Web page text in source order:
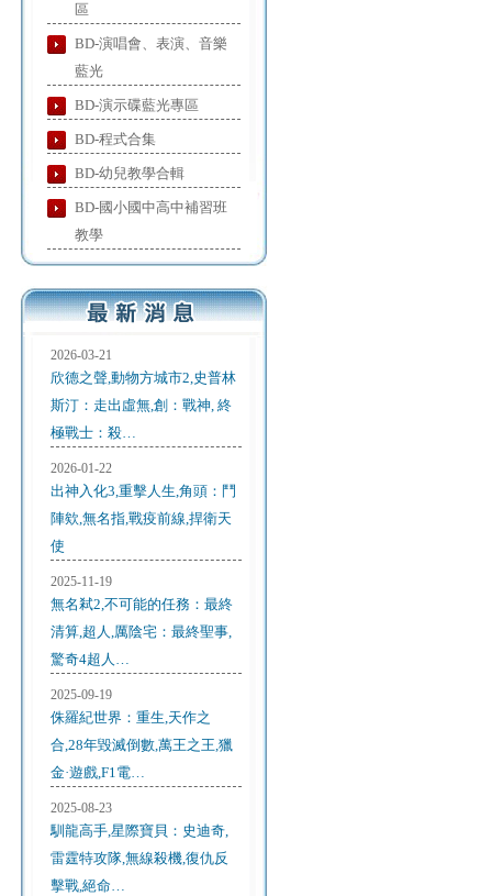
區
BD-演唱會、表演、音樂
藍光
BD-演示碟藍光專區
BD-程式合集
BD-幼兒教學合輯
BD-國小國中高中補習班
教學
2026-03-21
欣德之聲,動物方城市2,史普林
斯汀：走出虛無,創：戰神, 終
極戰士：殺…
2026-01-22
出神入化3,重擊人生,角頭：鬥
陣欸,無名指,戰疫前線,捍衛天
使
2025-11-19
無名弒2,不可能的任務：最終
清算,超人,厲陰宅：最終聖事,
驚奇4超人…
2025-09-19
侏羅紀世界：重生,天作之
合,28年毀滅倒數,萬王之王,獵
金·遊戲,F1電…
2025-08-23
馴龍高手,星際寶貝：史迪奇,
雷霆特攻隊,無線殺機,復仇反
擊戰,絕命…